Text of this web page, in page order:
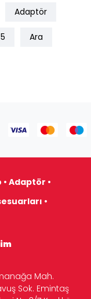
Adaptör
Ara
• Adaptör •
•
Mah.
Sok. Emintaş